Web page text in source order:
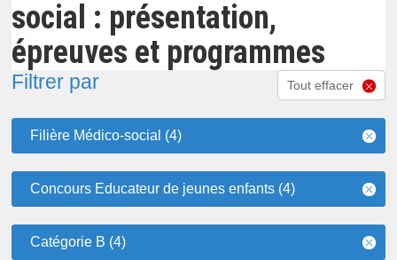
social : présentation,
épreuves et programmes
Filtrer par Tout effacer
Filière Médico-social (4)
Concours Educateur de jeunes enfants (4)
Catégorie B (4)